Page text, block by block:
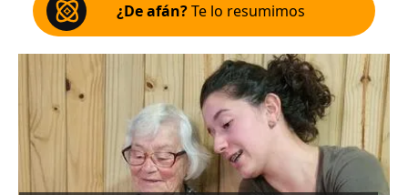
¿De afán?Te lo resumimos